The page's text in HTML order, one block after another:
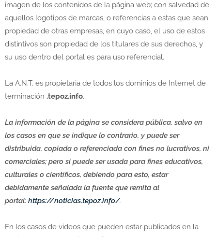
imagen de los contenidos de la página web; con salvedad de
aquellos logotipos de marcas, o referencias a estas que sean
propiedad de otras empresas, en cuyo caso, el uso de estos
distintivos son propiedad de los titulares de sus derechos, y
su uso dentro del portal es para uso referencial.
La A.N.T. es propietaria de todos los dominios de Internet de
terminación .tepoz.info.
La información de la página se considera pública, salvo en
los casos en que se indique lo contrario, y puede ser
distribuida, copiada o referenciada con fines no lucrativos, ni
comerciales; pero sí puede ser usada para fines educativos,
culturales o científicos, debiendo para esto, estar
debidamente señalada la fuente que remita al
portal: https://noticias.tepoz.info/.
En los casos de videos que pueden estar publicados en la